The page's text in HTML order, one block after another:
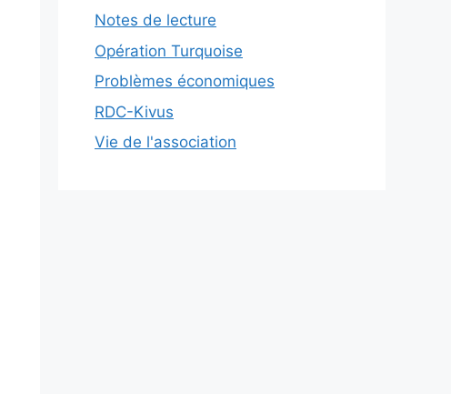
Notes de lecture
Opération Turquoise
Problèmes économiques
RDC-Kivus
Vie de l'association